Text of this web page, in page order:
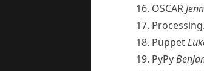
OSCAR
Puppet
PyPy